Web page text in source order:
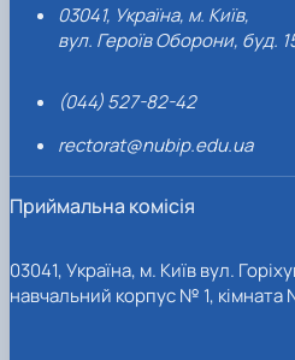
03041, Україна, м. Київ,
вул. Героїв Оборони, буд.
(044) 527-82-42
rectorat@nubip.edu.ua
Приймальна комісія
03041, Україна, м. Київ вул.
навчальний корпус № 1, кімната